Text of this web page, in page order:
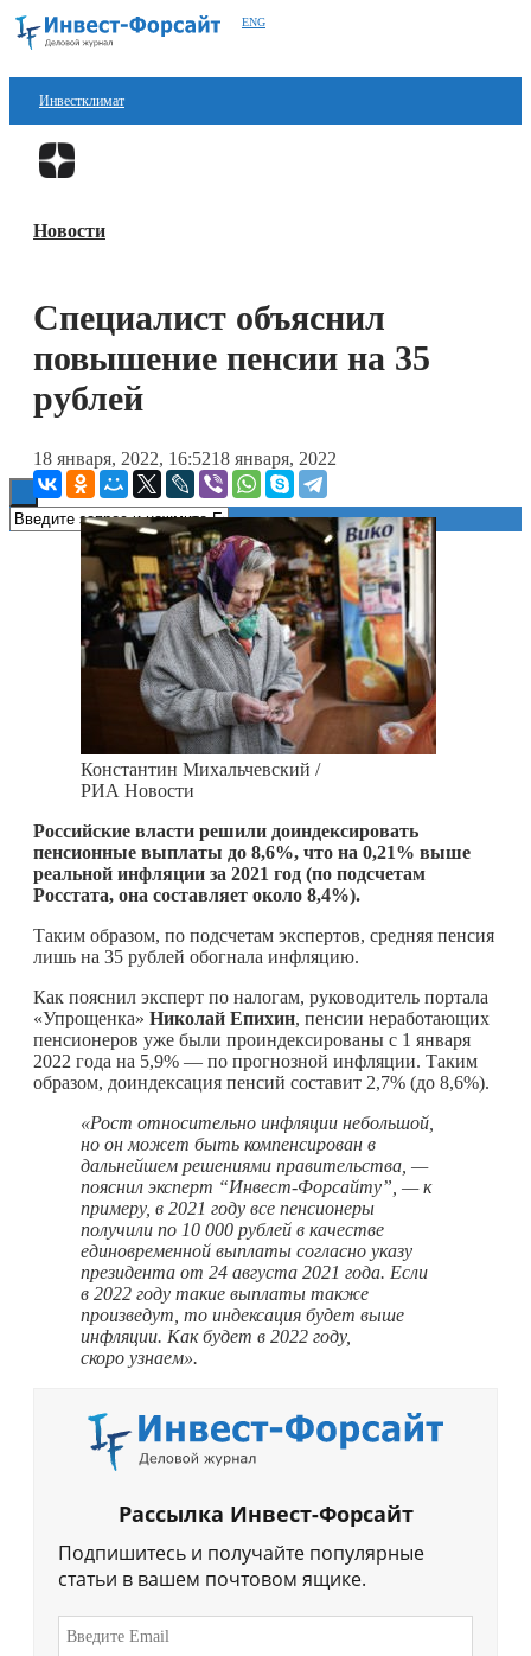
ENG
Инвестклимат
Финансы
Блокчейн
Новости
Специалист объяснил
повышение пенсии на 35
рублей
18 января, 2022, 16:5218 января, 2022
Константин Михальчевский /
РИА Новости
Российские власти решили доиндексировать
пенсионные выплаты до 8,6%, что на 0,21% выше
реальной инфляции за 2021 год (по подсчетам
Росстата, она составляет около 8,4%).
Таким образом, по подсчетам экспертов, средняя пенсия
лишь на 35 рублей обогнала инфляцию.
Как пояснил эксперт по налогам, руководитель портала
«Упрощенка» Николай Епихин, пенсии неработающих
пенсионеров уже были проиндексированы с 1 января
2022 года на 5,9% — по прогнозной инфляции. Таким
образом, доиндексация пенсий составит 2,7% (до 8,6%).
«Рост относительно инфляции небольшой,
но он может быть компенсирован в
дальнейшем решениями правительства, —
пояснил эксперт “Инвест-Форсайту”, — к
примеру, в 2021 году все пенсионеры
получили по 10 000 рублей в качестве
единовременной выплаты согласно указу
президента от 24 августа 2021 года. Если
в 2022 году такие выплаты также
произведут, то индексация будет выше
инфляции. Как будет в 2022 году,
скоро узнаем».
Рассылка Инвест-Форсайт
Подпишитесь и получайте популярные
статьи в вашем почтовом ящике.